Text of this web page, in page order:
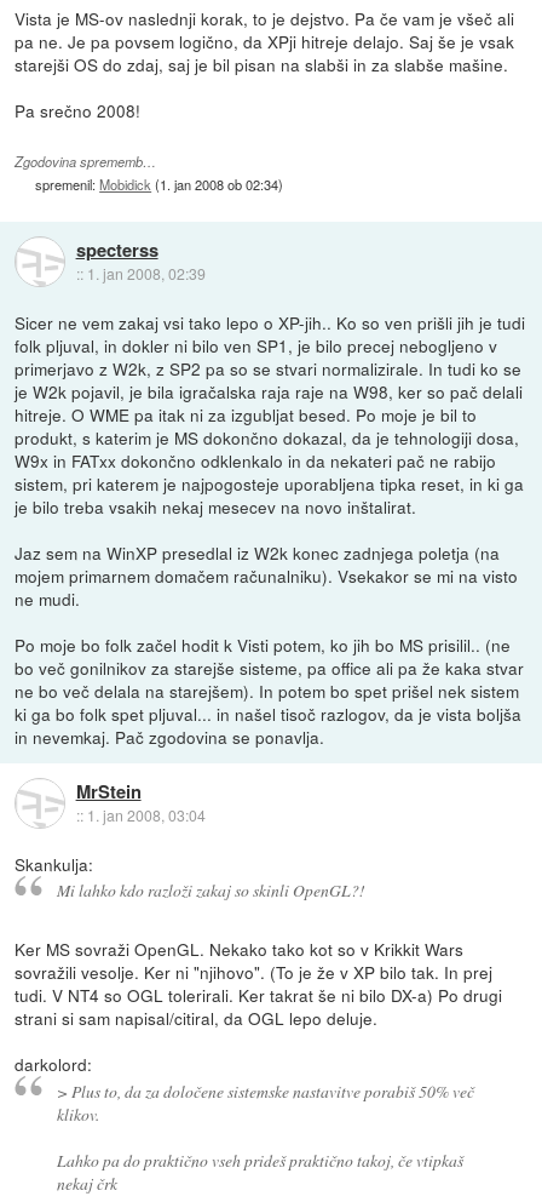
Vista je MS-ov naslednji korak, to je dejstvo. Pa če vam je všeč ali
pa ne. Je pa povsem logično, da XPji hitreje delajo. Saj še je vsak
starejši OS do zdaj, saj je bil pisan na slabši in za slabše mašine.
Pa srečno 2008!
Zgodovina sprememb…
spremenil:Mobidick (1. jan 2008 ob 02:34)
specterss
:: 1. jan 2008, 02:39
Sicer ne vem zakaj vsi tako lepo o XP-jih.. Ko so ven prišli jih je tudi
folk pljuval, in dokler ni bilo ven SP1, je bilo precej nebogljeno v
primerjavo z W2k, z SP2 pa so se stvari normalizirale. In tudi ko se
je W2k pojavil, je bila igračalska raja raje na W98, ker so pač delali
hitreje. O WME pa itak ni za izgubljat besed. Po moje je bil to
produkt, s katerim je MS dokončno dokazal, da je tehnologiji dosa,
W9x in FATxx dokončno odklenkalo in da nekateri pač ne rabijo
sistem, pri katerem je najpogosteje uporabljena tipka reset, in ki ga
je bilo treba vsakih nekaj mesecev na novo inštalirat.
Jaz sem na WinXP presedlal iz W2k konec zadnjega poletja (na
mojem primarnem domačem računalniku). Vsekakor se mi na visto
ne mudi.
Po moje bo folk začel hodit k Visti potem, ko jih bo MS prisilil.. (ne
bo več gonilnikov za starejše sisteme, pa office ali pa že kaka stvar
ne bo več delala na starejšem). In potem bo spet prišel nek sistem
ki ga bo folk spet pljuval... in našel tisoč razlogov, da je vista boljša
in nevemkaj. Pač zgodovina se ponavlja.
MrStein
:: 1. jan 2008, 03:04
Skankulja:
Mi lahko kdo razloži zakaj so skinli OpenGL?!
Ker MS sovraži OpenGL. Nekako tako kot so v Krikkit Wars
sovražili vesolje. Ker ni "njihovo". (To je že v XP bilo tak. In prej
tudi. V NT4 so OGL tolerirali. Ker takrat še ni bilo DX-a) Po drugi
strani si sam napisal/citiral, da OGL lepo deluje.
darkolord:
> Plus to, da za določene sistemske nastavitve porabiš 50% več
klikov.
Lahko pa do praktično vseh prideš praktično takoj, če vtipkaš
nekaj črk